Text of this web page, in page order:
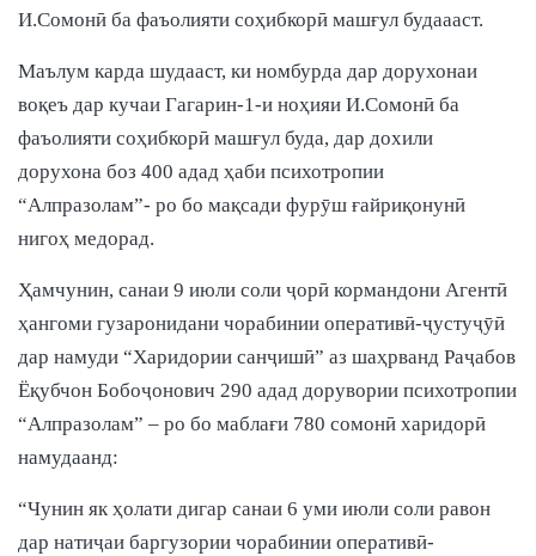
И.Сомонӣ ба фаъолияти соҳибкорӣ машғул будаааст.
Маълум карда шудааст, ки номбурда дар дорухонаи
воқеъ дар кучаи Гагарин-1-и ноҳияи И.Сомонӣ ба
фаъолияти соҳибкорӣ машғул буда, дар дохили
дорухона боз 400 адад ҳаби психотропии
“Алпразолам”- ро бо мақсади фурӯш ғайриқонунӣ
нигоҳ медорад.
Ҳамчунин, санаи 9 июли соли ҷорӣ кормандони Агентӣ
ҳангоми гузаронидани чорабинии оперативӣ-ҷустуҷӯӣ
дар намуди “Харидории санҷишӣ” аз шаҳрванд Раҷабов
Ёқубчон Бобоҷонович 290 адад дорувории психотропии
“Алпразолам” – ро бо маблағи 780 сомонӣ харидорӣ
намудаанд:
“Чунин як ҳолати дигар санаи 6 уми июли соли равон
дар натиҷаи баргузории чорабинии оперативӣ-